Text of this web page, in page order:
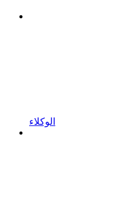
الوكلاء